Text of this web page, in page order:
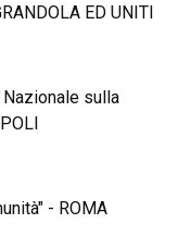
ED UNITI
sulla
- ROMA